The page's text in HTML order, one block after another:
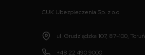
CUK Ubezpieczenia Sp. z o.o.
ul. Grudziądzka 107, 87-100, Toruń
+48 22 490 9000